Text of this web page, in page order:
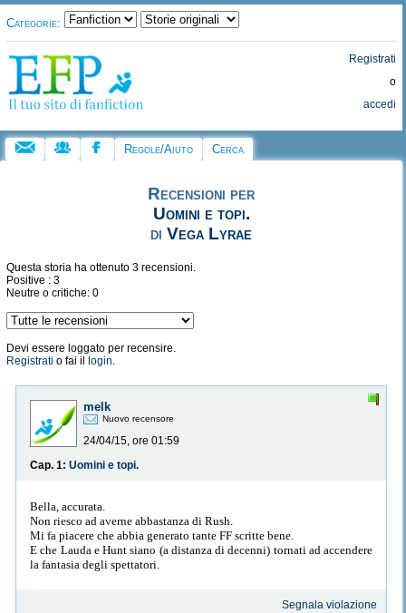
Categorie:
Registrati
o
accedi
Regole/Aiuto Cerca
Recensioni per
Uomini e topi.
diVega Lyrae
Questa storia ha ottenuto 3 recensioni.
Positive : 3
Neutre o critiche: 0
Devi essere loggato per recensire.
Registrati o fai il login.
melk
Nuovo recensore
24/04/15, ore 01:59
Cap. 1: Uomini e topi.
Bella, accurata.
Non riesco ad averne abbastanza di Rush.
Mi fa piacere che abbia generato tante FF scritte bene.
E che Lauda e Hunt siano (a distanza di decenni) tornati ad accendere
la fantasia degli spettatori.
Segnala violazione